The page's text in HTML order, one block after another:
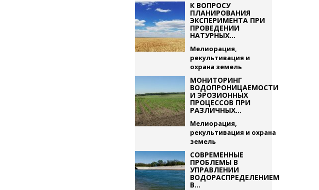
К ВОПРОСУ
ПЛАНИРОВАНИЯ
ЭКСПЕРИМЕНТА ПРИ
ПРОВЕДЕНИИ
НАТУРНЫХ...
Мелиорация,
рекультивация и
охрана земель
МОНИТОРИНГ
ВОДОПРОНИЦАЕМОСТИ
И ЭРОЗИОННЫХ
ПРОЦЕССОВ ПРИ
РАЗЛИЧНЫХ...
Мелиорация,
рекультивация и охрана
земель
СОВРЕМЕННЫЕ
ПРОБЛЕМЫ В
УПРАВЛЕНИИ
ВОДОРАСПРЕДЕЛЕНИЕМ
В...